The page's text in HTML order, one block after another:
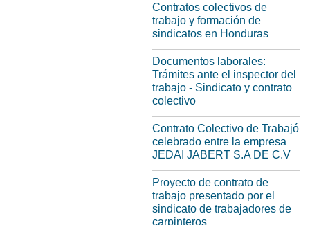
Contratos colectivos de
trabajo y formación de
sindicatos en Honduras
Documentos laborales:
Trámites ante el inspector del
trabajo - Sindicato y contrato
colectivo
Contrato Colectivo de Trabajó
celebrado entre la empresa
JEDAI JABERT S.A DE C.V
Proyecto de contrato de
trabajo presentado por el
sindicato de trabajadores de
carpinteros